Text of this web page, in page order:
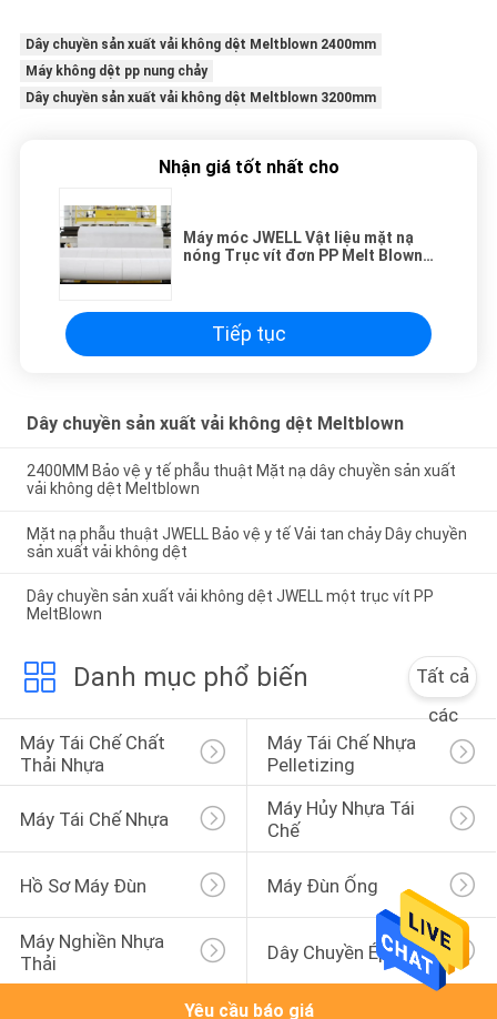
Dây chuyền sản xuất vải không dệt Meltblown 2400mm
Máy không dệt pp nung chảy
Dây chuyền sản xuất vải không dệt Meltblown 3200mm
Nhận giá tốt nhất cho
Máy móc JWELL Vật liệu mặt nạ
nóng Trục vít đơn PP Melt Blown
Tiếp tục
Dây chuyền sản xuất vải không dệt Meltblown
2400MM Bảo vệ y tế phẫu thuật Mặt nạ dây chuyền sản xuất
vải không dệt Meltblown
Mặt nạ phẫu thuật JWELL Bảo vệ y tế Vải tan chảy Dây chuyền
sản xuất vải không dệt
Dây chuyền sản xuất vải không dệt JWELL một trục vít PP
MeltBlown
Danh mục phổ biến
Tất cả
các
Máy Tái Chế Chất
Thải Nhựa
Máy Tái Chế Nhựa
Pelletizing
Máy Tái Chế Nhựa
Máy Hủy Nhựa Tái
Chế
Hồ Sơ Máy Đùn Máy Đùn Ống
Máy Nghiền Nhựa
Thải
Dây Chuyền Ép Đùn
Yêu cầu báo giá